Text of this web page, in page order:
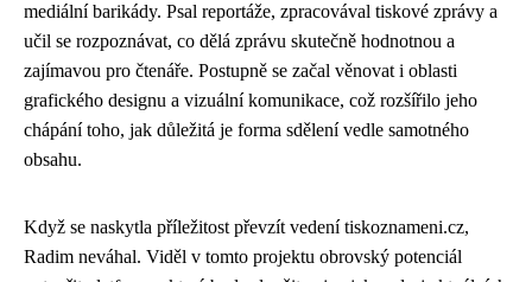
mediální barikády. Psal reportáže, zpracovával tiskové zprávy a
učil se rozpoznávat, co dělá zprávu skutečně hodnotnou a
zajímavou pro čtenáře. Postupně se začal věnovat i oblasti
grafického designu a vizuální komunikace, což rozšířilo jeho
chápání toho, jak důležitá je forma sdělení vedle samotného
obsahu.
Když se naskytla příležitost převzít vedení tiskoznameni.cz,
Radim neváhal. Viděl v tomto projektu obrovský potenciál